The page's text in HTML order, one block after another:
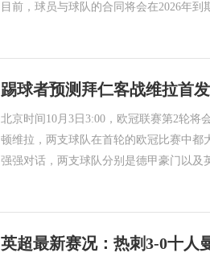
目前，球员与球队的合同将会在2026年到
踢球者预测拜仁客战维拉首
北京时间10月3日3:00，欧冠联赛第2轮
顿维拉，两支球队在首轮的欧冠比赛中都
强强对话，两支球队分别是德甲豪门以及
英超最新赛况：热刺3-0十人